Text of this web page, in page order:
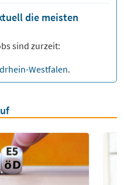
die meisten
sind zurzeit:
Westfalen.